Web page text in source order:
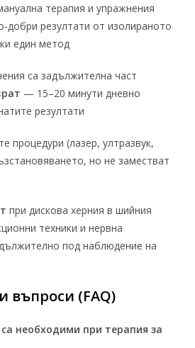
терапия и упражнения
добри резултати от изолираното
един метод
са задължителна част
— 15–20 минути дневно
резултати
процедури (лазер, ултразвук,
но не заместват
при дискова херния в шийния
техники и нервна
под наблюдение на
въпроси (FAQ)
необходими при терапия за